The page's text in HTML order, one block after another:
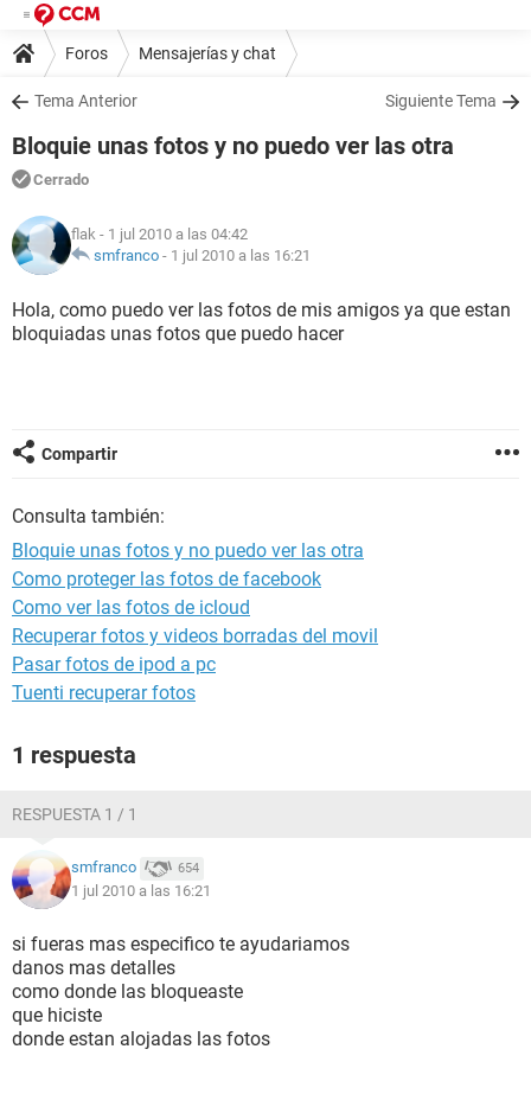
Foros Mensajerías y chat
Tema Anterior Siguiente Tema
Bloquie unas fotos y no puedo ver las otra
Cerrado
flak - 1 jul 2010 a las 04:42
smfranco - 1 jul 2010 a las 16:21
Hola, como puedo ver las fotos de mis amigos ya que estan
bloquiadas unas fotos que puedo hacer
Compartir
Consulta también:
Bloquie unas fotos y no puedo ver las otra
Como proteger las fotos de facebook
Como ver las fotos de icloud
Recuperar fotos y videos borradas del movil
Pasar fotos de ipod a pc
Tuenti recuperar fotos
1 respuesta
RESPUESTA 1 / 1
smfranco 654
1 jul 2010 a las 16:21
si fueras mas especifico te ayudariamos
danos mas detalles
como donde las bloqueaste
que hiciste
donde estan alojadas las fotos